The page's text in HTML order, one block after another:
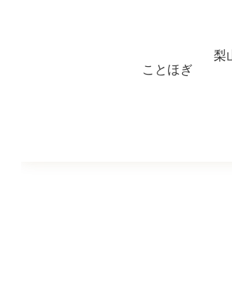
ことほぎ
梨